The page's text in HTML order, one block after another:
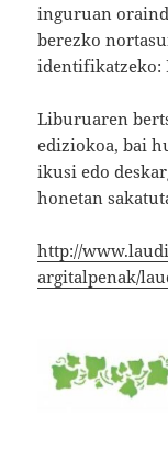
inguruan
berezko
identifikatzeko:
Liburuaren
ediziokoa, bai
ikusi edo
honetan
http://
argitalpenak/